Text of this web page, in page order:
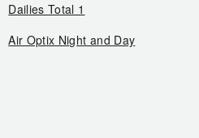
Dailies Total 1
Air Optix Night and Day